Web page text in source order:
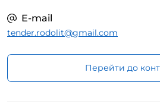
E-mail
tender.rodolit@gmail.com
Перейти до